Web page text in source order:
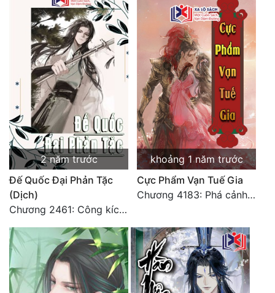
Tội Phạm
Vô Địch
Võ Hiệp
Võng Du
Xuyên Không
Xuyên Nhanh
Xuyên Sách
Xuyên Thư
Điền Văn
Đô Thị
2 năm trước
Đế Quốc Đại Phản Tặc
(Dịch)
Chương 2461: Công kích đại doanh!
khoảng 1 năm trước
Cực Phẩm Vạn Tuế Gia
Chương 4183: Phá cảnh Chí Đạo cảnh hậu kỳ